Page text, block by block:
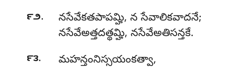
౯౨.
నసేవేకతపాపమ్హి, న సేవాలికవాదనే;
నసేవేఅత్తదత్థమ్హి, నసేవేఅతిసన్తకే.
౯౩. మహన్తంనిస్సయంకత్వా,